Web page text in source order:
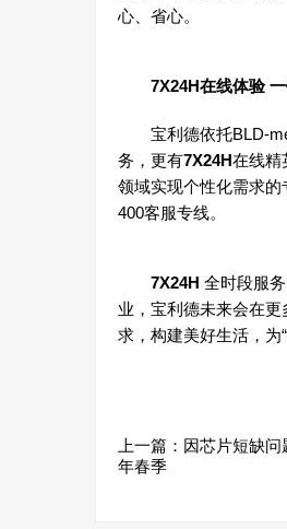
心、省心。
7X24H在线体验
宝利德依托BLD-me
务，更有7X24H在线精
领域实现个性化需求
400客服专线。
7X24H 全时段服
业，宝利德未来会在
求，构建美好生活，为
上一篇： 因芯片短缺问
年春季